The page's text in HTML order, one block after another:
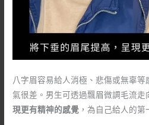
八字眉容易給人消極、悲傷或無辜
氣很差。男生可透過飄眉微調毛流走
現更有精神的感覺 ，為自己給人的第